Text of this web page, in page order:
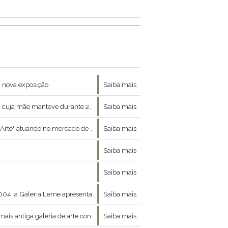
exposição Saiba mais
Viviane Teperman inaugurou em 2001 a Arte Infinita Galeria. Saiba mais
desde 1994, especializada em leilões de arte e residenciais. Saiba mais
Saiba mais
Saiba mais
frequentemente convidados a criar e produzir novos e ambiciosos projetos no prédio de Saiba mais
se mistura com a trajetória profissional de Luisa Strina. Saiba mais